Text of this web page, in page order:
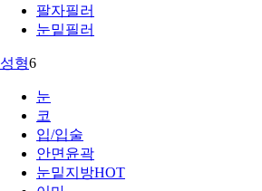
팔자필러
눈밑필러
성형6
눈
코
입/입술
안면윤곽
눈밑지방HOT